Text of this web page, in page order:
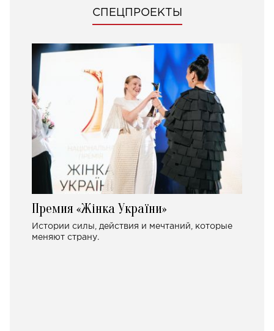
СПЕЦПРОЕКТЫ
Премия «Жінка України»
Истории силы, действия и мечтаний, которые
меняют страну.